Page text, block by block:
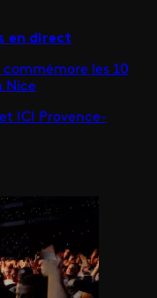
en direct
les 10
Nice
ICI Provence-